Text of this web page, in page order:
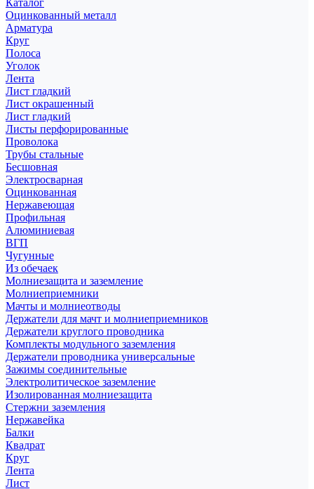
Каталог
Оцинкованный металл
Арматура
Круг
Полоса
Уголок
Лента
Лист гладкий
Лист окрашенный
Лист гладкий
Листы перфорированные
Проволока
Трубы стальные
Бесшовная
Электросварная
Оцинкованная
Нержавеющая
Профильная
Алюминиевая
ВГП
Чугунные
Из обечаек
Молниезащита и заземление
Молниеприемники
Мачты и молниеотводы
Держатели для мачт и молниеприемников
Держатели круглого проводника
Комплекты модульного заземления
Держатели проводника универсальные
Зажимы соединительные
Электролитическое заземление
Изолированная молниезащита
Стержни заземления
Нержавейка
Балки
Квадрат
Круг
Лента
Лист